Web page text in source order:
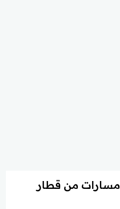
اليوم بدأ تشغيل 3 مسارات من قطار